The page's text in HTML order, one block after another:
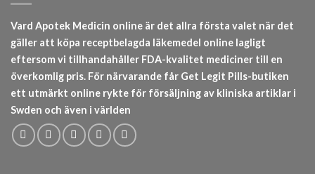
Vard Apotek Medicin online är det allra första valet när det
gäller att köpa receptbelagda läkemedel online lagligt
eftersom vi tillhandahåller FDA-kvalitet mediciner till en
överkomlig pris. För närvarande får Get Legit Pills-butiken
ett utmärkt online rykte för försäljning av kliniska artiklar i
Swden och även i världen